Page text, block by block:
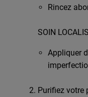
Rincez
SOIN
Appliquer
Purifiez votre